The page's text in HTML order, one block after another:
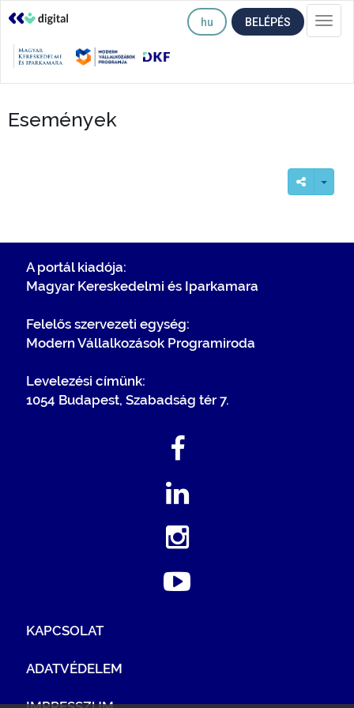
hu BELÉPÉS
Események
A portál kiadója:
Magyar Kereskedelmi és Iparkamara
Felelős szervezeti egység:
Modern Vállalkozások Programiroda
Levelezési címünk:
1054 Budapest, Szabadság tér 7.
KAPCSOLAT
ADATVÉDELEM